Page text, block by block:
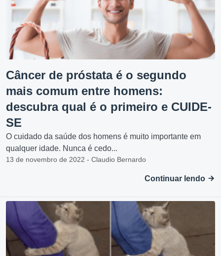
Câncer de próstata é o segundo
mais comum entre homens:
descubra qual é o primeiro e CUIDE-
SE
O cuidado da saúde dos homens é muito importante em
qualquer idade. Nunca é cedo...
13 de novembro de 2022 - Claudio Bernardo
Continuar lendo